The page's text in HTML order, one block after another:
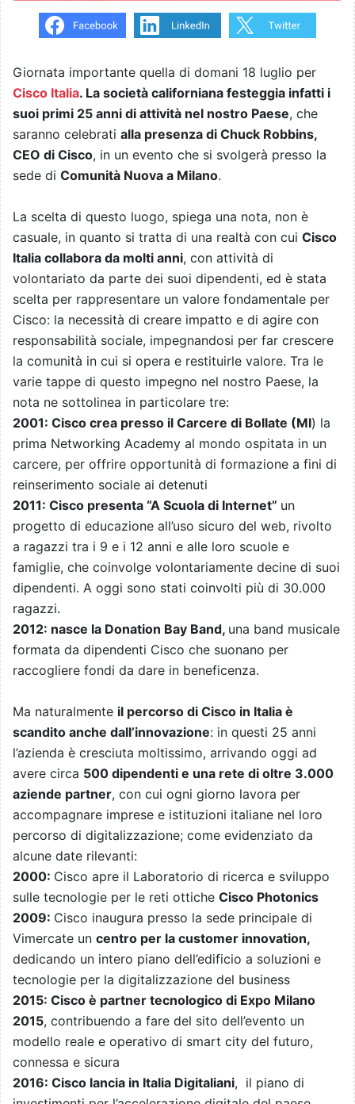
Giornata importante quella di domani 18 luglio per
Cisco Italia. La società californiana festeggia infatti i
suoi primi 25 anni di attività nel nostro Paese, che
saranno celebrati alla presenza di Chuck Robbins,
CEO di Cisco, in un evento che si svolgerà presso la
sede di Comunità Nuova a Milano.
La scelta di questo luogo, spiega una nota, non è
casuale, in quanto si tratta di una realtà con cui Cisco
Italia collabora da molti anni, con attività di
volontariato da parte dei suoi dipendenti, ed è stata
scelta per rappresentare un valore fondamentale per
Cisco: la necessità di creare impatto e di agire con
responsabilità sociale, impegnandosi per far crescere
la comunità in cui si opera e restituirle valore. Tra le
varie tappe di questo impegno nel nostro Paese, la
nota ne sottolinea in particolare tre:
2001: Cisco crea presso il Carcere di Bollate (MI) la
prima Networking Academy al mondo ospitata in un
carcere, per offrire opportunità di formazione a fini di
reinserimento sociale ai detenuti
2011: Cisco presenta “A Scuola di Internet” un
progetto di educazione all’uso sicuro del web, rivolto
a ragazzi tra i 9 e i 12 anni e alle loro scuole e
famiglie, che coinvolge volontariamente decine di suoi
dipendenti. A oggi sono stati coinvolti più di 30.000
ragazzi.
2012: nasce la Donation Bay Band, una band musicale
formata da dipendenti Cisco che suonano per
raccogliere fondi da dare in beneficenza.
Ma naturalmente il percorso di Cisco in Italia è
scandito anche dall’innovazione: in questi 25 anni
l’azienda è cresciuta moltissimo, arrivando oggi ad
avere circa 500 dipendenti e una rete di oltre 3.000
aziende partner, con cui ogni giorno lavora per
accompagnare imprese e istituzioni italiane nel loro
percorso di digitalizzazione; come evidenziato da
alcune date rilevanti:
2000: Cisco apre il Laboratorio di ricerca e sviluppo
sulle tecnologie per le reti ottiche Cisco Photonics
2009: Cisco inaugura presso la sede principale di
Vimercate un centro per la customer innovation,
dedicando un intero piano dell’edificio a soluzioni e
tecnologie per la digitalizzazione del business
2015: Cisco è partner tecnologico di Expo Milano
2015, contribuendo a fare del sito dell’evento un
modello reale e operativo di smart city del futuro,
connessa e sicura
2016: Cisco lancia in Italia Digitaliani, il piano di